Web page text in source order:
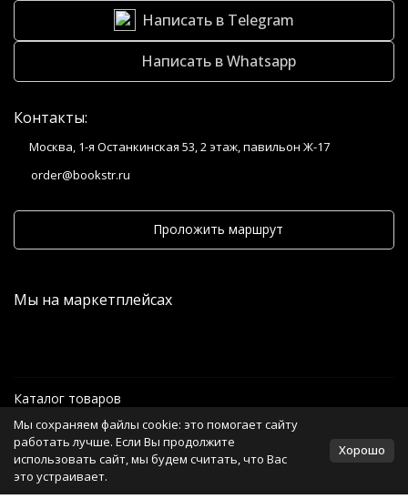
Написать в Telegram
Написать в Whatsapp
Контакты:
Москва, 1-я Останкинская 53, 2 этаж, павильон Ж-17
order@bookstr.ru
Проложить маршрут
Мы на маркетплейсах
Каталог товаров
Информация
Мы сохраняем файлы cookie: это помогает сайту
работать лучше. Если Вы продолжите
использовать сайт, мы будем считать, что Вас
это устраивает.
Хорошо